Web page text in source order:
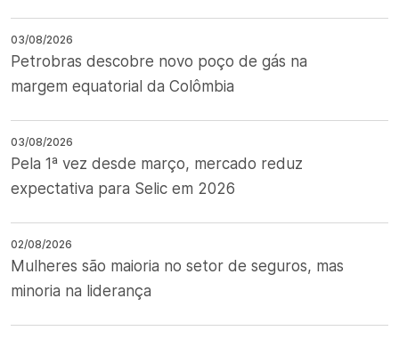
03/08/2026
Petrobras descobre novo poço de gás na
margem equatorial da Colômbia
03/08/2026
Pela 1ª vez desde março, mercado reduz
expectativa para Selic em 2026
02/08/2026
Mulheres são maioria no setor de seguros, mas
minoria na liderança